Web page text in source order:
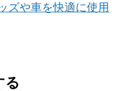
ズや車を快適に使用
る